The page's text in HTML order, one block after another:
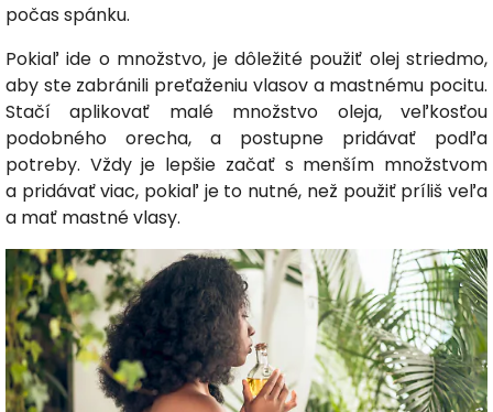
počas spánku.
Pokiaľ ide o množstvo, je dôležité použiť olej striedmo,
aby ste zabránili preťaženiu vlasov a mastnému pocitu.
Stačí aplikovať malé množstvo oleja, veľkosťou
podobného orecha, a postupne pridávať podľa
potreby. Vždy je lepšie začať s menším množstvom
a pridávať viac, pokiaľ je to nutné, než použiť príliš veľa
a mať mastné vlasy.